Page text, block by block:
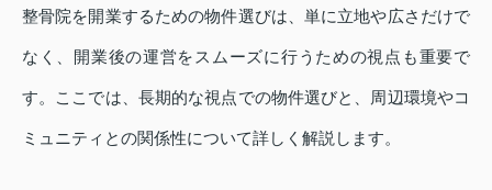
整骨院を開業するための物件選びは、単に立地や広さだけで
なく、開業後の運営をスムーズに行うための視点も重要で
す。ここでは、長期的な視点での物件選びと、周辺環境やコ
ミュニティとの関係性について詳しく解説します。